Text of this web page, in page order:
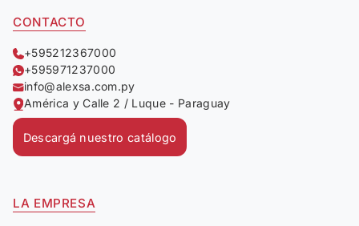
CONTACTO
+595212367000
+595971237000
info@alexsa.com.py
América y Calle 2 / Luque - Paraguay
Descargá nuestro catálogo
LA EMPRESA